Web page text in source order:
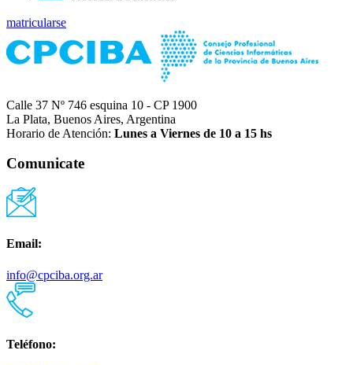
matricularse
Calle 37 Nº 746 esquina 10 - CP 1900
La Plata, Buenos Aires, Argentina
Horario de Atención: Lunes a Viernes de 10 a 15 hs
Comunicate
Email:
info@cpciba.org.ar
Teléfono: